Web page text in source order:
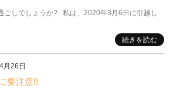
ごしでしょうか? 私は、2020年3月6日に引越し
続きを読む
月26日
要注意!!